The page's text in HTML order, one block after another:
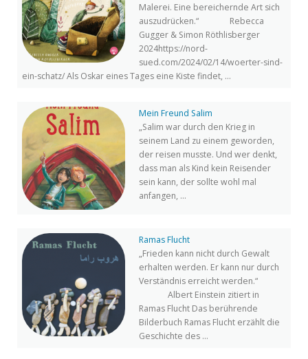
Malerei. Eine bereichernde Art sich
auszudrücken.“ Rebecca
Gugger & Simon Röthlisberger
2024https://nord-
sued.com/2024/02/14/woerter-sind-
ein-schatz/ Als Oskar eines Tages eine Kiste findet, ...
Mein Freund Salim
„Salim war durch den Krieg in
seinem Land zu einem geworden,
der reisen musste. Und wer denkt,
dass man als Kind kein Reisender
sein kann, der sollte wohl mal
anfangen, ...
Ramas Flucht
„Frieden kann nicht durch Gewalt
erhalten werden. Er kann nur durch
Verständnis erreicht werden.“
Albert Einstein zitiert in
Ramas Flucht Das berührende
Bilderbuch Ramas Flucht erzählt die
Geschichte des ...